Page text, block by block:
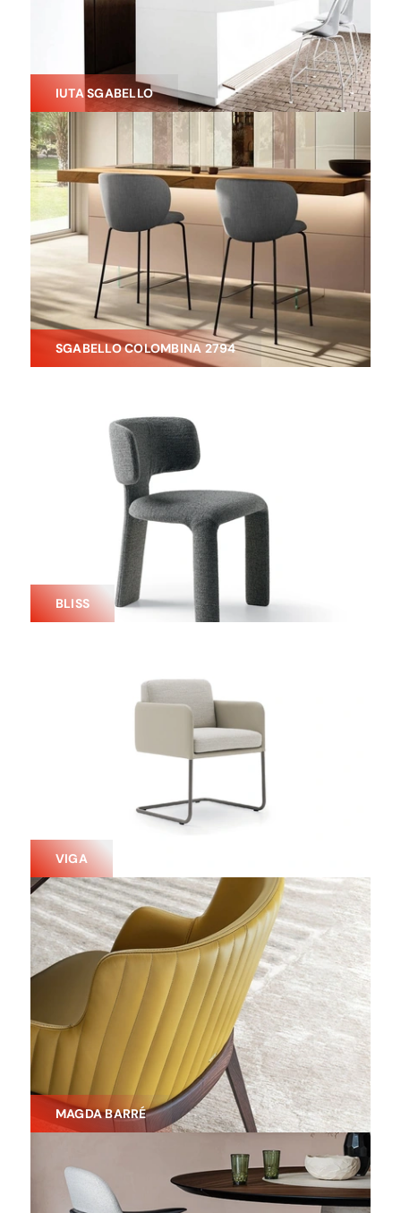
IUTA SGABELLO
SGABELLO COLOMBINA 2794
BLISS
VIGA
MAGDA BARRÉ